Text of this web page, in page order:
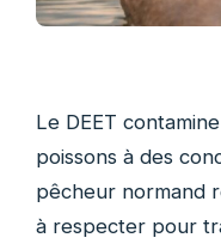
Le DEET
poissons à des
pêcheur normand
à respecter pour